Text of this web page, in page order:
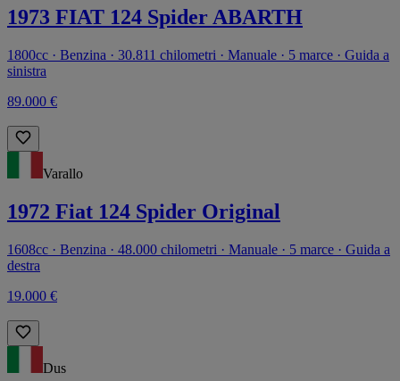
1973 FIAT 124 Spider ABARTH
1800cc · Benzina · 30.811 chilometri · Manuale · 5 marce · Guida a
sinistra
89.000 €
Varallo
1972 Fiat 124 Spider Original
1608cc · Benzina · 48.000 chilometri · Manuale · 5 marce · Guida a
destra
19.000 €
Dus